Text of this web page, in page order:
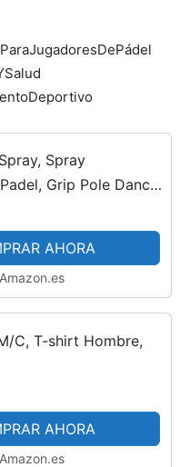
Spray
Grip Pole Dance,
Equipamiento de
Agarre de...
AHORA
Amazon.es
C, T-shirt Hombre,
AHORA
Amazon.es